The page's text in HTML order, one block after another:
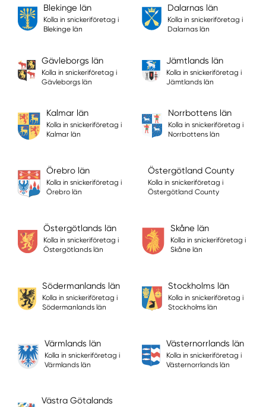
Blekinge län
Kolla in snickeriföretag i
Blekinge län
Dalarnas län
Kolla in snickeriföretag i
Dalarnas län
Gävleborgs län
Kolla in snickeriföretag i
Gävleborgs län
Jämtlands län
Kolla in snickeriföretag i
Jämtlands län
Kalmar län
Kolla in snickeriföretag i
Kalmar län
Norrbottens län
Kolla in snickeriföretag i
Norrbottens län
Örebro län
Kolla in snickeriföretag i
Örebro län
Östergötland County
Kolla in snickeriföretag i
Östergötland County
Östergötlands län
Kolla in snickeriföretag i
Östergötlands län
Skåne län
Kolla in snickeriföretag i
Skåne län
Södermanlands län
Kolla in snickeriföretag i
Södermanlands län
Stockholms län
Kolla in snickeriföretag i
Stockholms län
Värmlands län
Kolla in snickeriföretag i
Värmlands län
Västernorrlands län
Kolla in snickeriföretag i
Västernorrlands län
Västra Götalands